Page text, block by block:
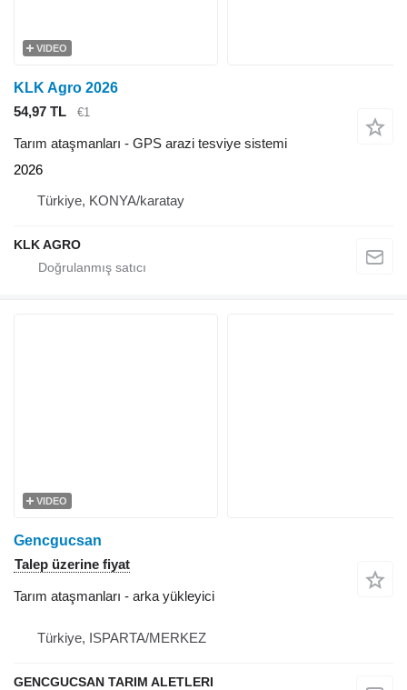
VIDEO
KLK Agro 2026
54,97 TL
€1
Tarım ataşmanları - GPS arazi tesviye sistemi
2026
Türkiye, KONYA/karatay
KLK AGRO
VIDEO
Gencgucsan
Talep üzerine fiyat
Tarım ataşmanları - arka yükleyici
Türkiye, ISPARTA/MERKEZ
GENCGUCSAN TARIM ALETLERI